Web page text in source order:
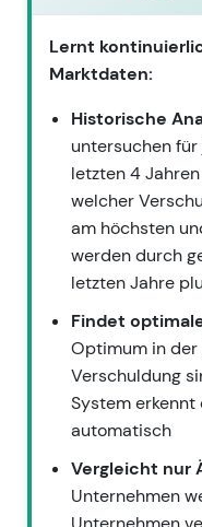
Lernt
Marktdaten:
Historische
untersuchen für
letzten 4
welcher
am höchsten
werden durch
letzten Jahre
Findet
Optimum in der
Verschuldung
System erkennt
automatisch
Vergleicht nur
Unternehmen